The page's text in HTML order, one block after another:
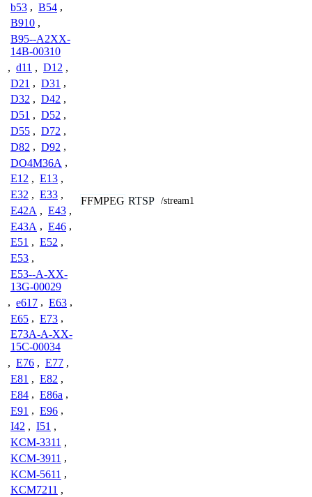
b53 , B54 ,
B910 ,
B95--A2XX-
14B-00310
, d11 , D12 ,
D21 , D31 ,
D32 , D42 ,
D51 , D52 ,
D55 , D72 ,
D82 , D92 ,
DO4M36A ,
E12 , E13 ,
E32 , E33 ,
E42A , E43 ,
E43A , E46 ,
E51 , E52 ,
E53 ,
E53--A-XX-
13G-00029
, e617 , E63 ,
E65 , E73 ,
E73A-A-XX-
15C-00034
, E76 , E77 ,
E81 , E82 ,
E84 , E86a ,
E91 , E96 ,
I42 , I51 ,
KCM-3311 ,
KCM-3911 ,
KCM-5611 ,
KCM7211 ,
FFMPEG RTSP /stream1